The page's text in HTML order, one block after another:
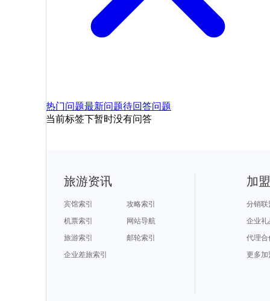
热门问题最新问题待回答问题
当前标签下暂时没有问答
旅游资讯
宾馆索引
攻略索引
机票索引
网站导航
旅游索引
邮轮索引
企业差旅索引
加
分销联
企业礼
代理合
更多加